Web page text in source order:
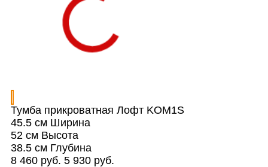
Тумба прикроватная Лофт KOM1S
45.5 смШирина
52 смВысота
38.5 смГлубина
8 460 руб. 5 930 руб.